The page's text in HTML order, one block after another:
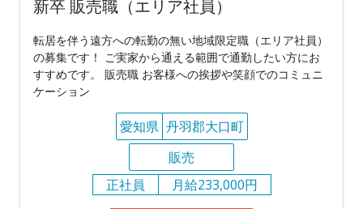
新卒 販売職（エリア社員）
転居を伴う遠方への転勤の無い地域限定職（エリア社員）
の募集です！ ご実家から通える範囲で通勤したい方にお
すすめです。 販売職 お客様への挨拶や笑顔でのコミュニ
ケーション
愛知県 丹羽郡大口町
販売
正社員
月給233,000円